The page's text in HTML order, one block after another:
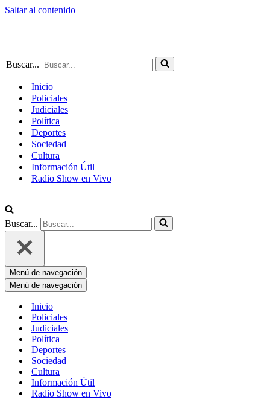
Saltar al contenido
Buscar...
Inicio
Policiales
Judiciales
Política
Deportes
Sociedad
Cultura
Información Útil
Radio Show en Vivo
Buscar...
Menú de navegación
Menú de navegación
Inicio
Policiales
Judiciales
Política
Deportes
Sociedad
Cultura
Información Útil
Radio Show en Vivo